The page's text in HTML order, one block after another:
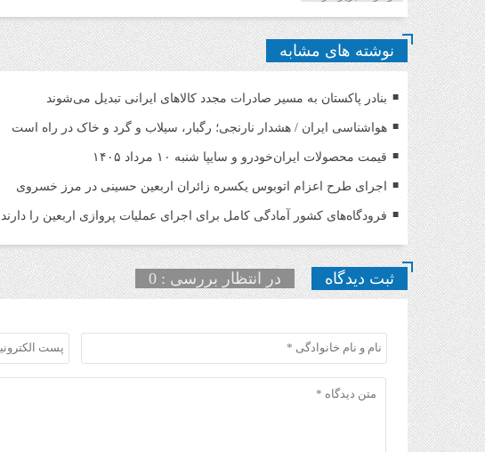
نوشته های مشابه
بنادر پاکستان به مسیر صادرات مجدد کالاهای ایرانی تبدیل می‌شوند
هواشناسی ایران / هشدار نارنجی؛ رگبار، سیلاب و گرد و خاک در راه است
قیمت محصولات ایران‌خودرو و سایپا شنبه ۱۰ مرداد ۱۴۰۵
اجرای طرح اعزام اتوبوس یکسره زائران اربعین حسینی در مرز خسروی
فرودگاه‌های کشور آمادگی کامل برای اجرای عملیات پروازی اربعین را دارند
ثبت دیدگاه در انتظار بررسی : 0